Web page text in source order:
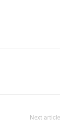
Next article